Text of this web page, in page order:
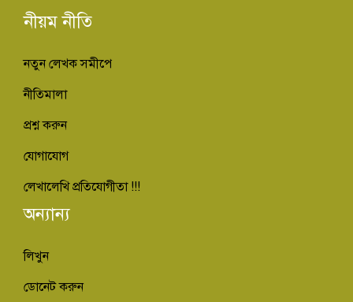
নীয়ম নীতি
নতুন লেখক সমীপে
নীতিমালা
প্রশ্ন করুন
যোগাযোগ
লেখালেখি প্রতিযোগীতা !!!
অন্যান্য
লিখুন
ডোনেট করুন